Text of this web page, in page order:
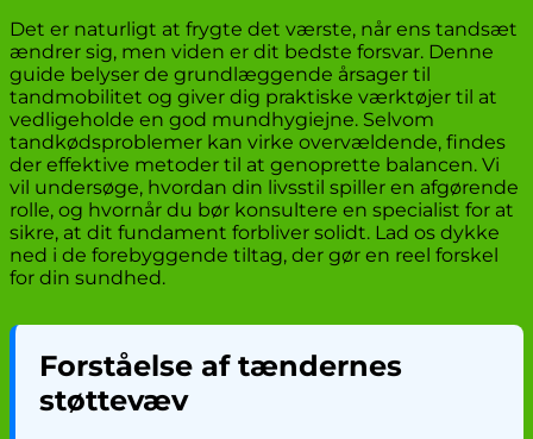
Det er naturligt at frygte det værste, når ens tandsæt
ændrer sig, men viden er dit bedste forsvar. Denne
guide belyser de grundlæggende årsager til
tandmobilitet og giver dig praktiske værktøjer til at
vedligeholde en god mundhygiejne. Selvom
tandkødsproblemer kan virke overvældende, findes
der effektive metoder til at genoprette balancen. Vi
vil undersøge, hvordan din livsstil spiller en afgørende
rolle, og hvornår du bør konsultere en specialist for at
sikre, at dit fundament forbliver solidt. Lad os dykke
ned i de forebyggende tiltag, der gør en reel forskel
for din sundhed.
Forståelse af tændernes
støttevæv